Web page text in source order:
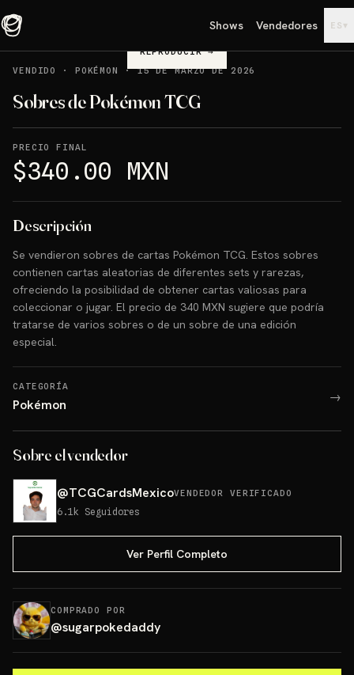
Shows Vendedores ES ▾
REPRODUCIR→
VENDIDO
· POKÉMON ·15 DE MARZO DE 2026
Sobres de Pokémon TCG
PRECIO FINAL
$340.00 MXN
Descripción
Se vendieron sobres de cartas Pokémon TCG. Estos sobres
contienen cartas aleatorias de diferentes sets y rarezas,
ofreciendo la posibilidad de obtener cartas valiosas para
coleccionar o jugar. El precio de 340 MXN sugiere que podría
tratarse de varios sobres o de un sobre de una edición
especial.
CATEGORÍA
Pokémon →
Sobre el vendedor
@TCGCardsMexicoVENDEDOR VERIFICADO
6.1k Seguidores
Ver Perfil Completo
COMPRADO POR
@sugarpokedaddy